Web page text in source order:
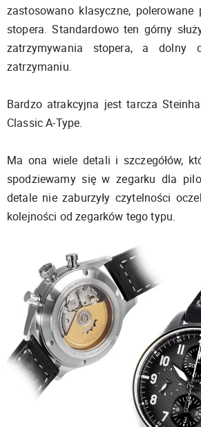
zastosowano klasyczne, polerowane
stopera. Standardowo ten górny
zatrzymywania stopera, a dolny
zatrzymaniu.
Bardzo atrakcyjna jest tarcza
Classic A-Type.
Ma ona wiele detali i szczegółów,
spodziewamy się w zegarku dla
detale nie zaburzyły czytelności
kolejności od zegarków tego typu.